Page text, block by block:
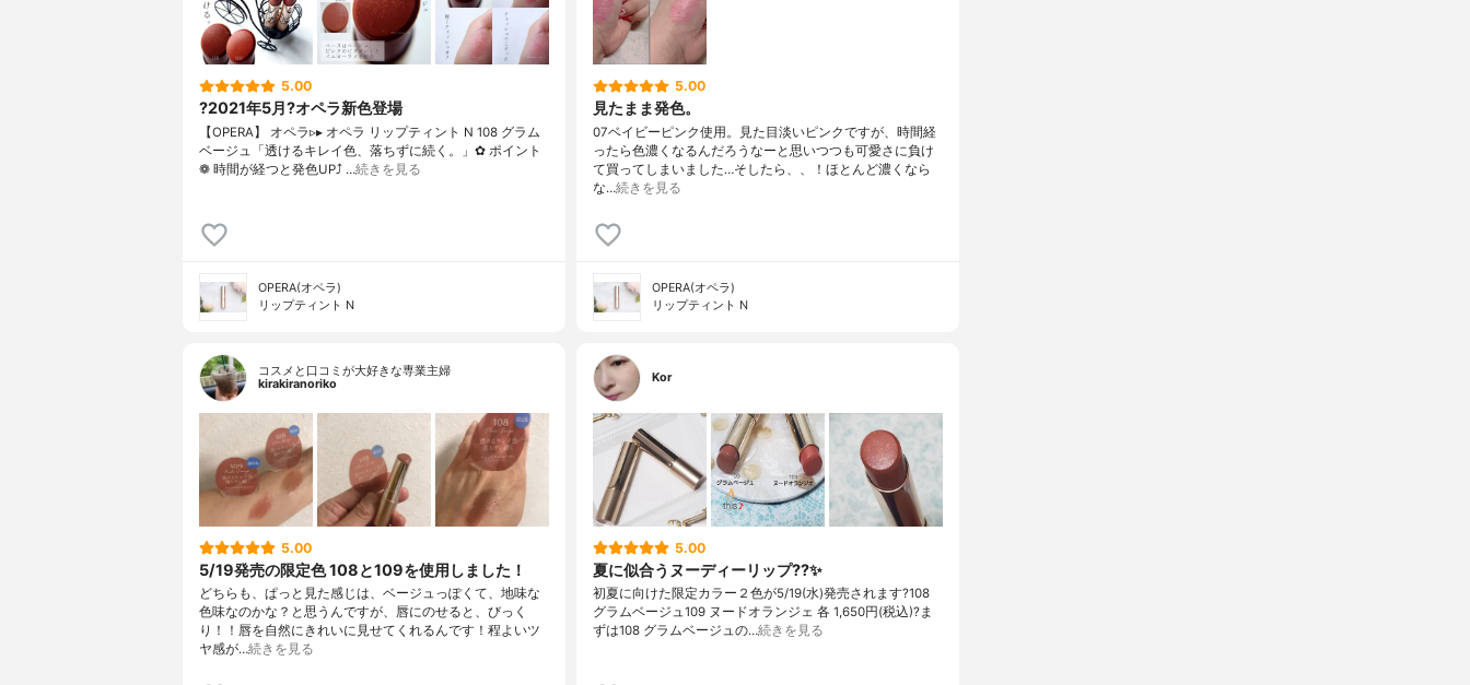
5.00
?2021年5月?オペラ新色登場
【OPERA】 オペラ▹▸ オペラ リップティント N 108 グラム
ベージュ「透けるキレイ色、落ちずに続く。」✿ ポイント
❁︎ 時間が経つと発色UP⤴ …続きを見る
OPERA(オペラ)
リップティント N
5.00
見たまま発色。
07ベイビーピンク使用。見た目淡いピンクですが、時間経
ったら色濃くなるんだろうなーと思いつつも可愛さに負け
て買ってしまいました…そしたら、、！ほとんど濃くなら
な…続きを見る
OPERA(オペラ)
リップティント N
コスメと口コミが大好きな専業主婦
kirakiranoriko
5.00
5/19発売の限定色 108と109を使用しました！
どちらも、ぱっと見た感じは、ベージュっぽくて、地味な
色味なのかな？と思うんですが、唇にのせると、びっく
り！！唇を自然にきれいに見せてくれるんです！程よいツ
ヤ感が…続きを見る
Kor
5.00
夏に似合うヌーディーリップ??✨
初夏に向けた限定カラー２色が5/19(水)発売されます?108
グラムベージュ109 ヌードオランジェ 各 1,650円(税込)?ま
ずは108 グラムベージュの…続きを見る